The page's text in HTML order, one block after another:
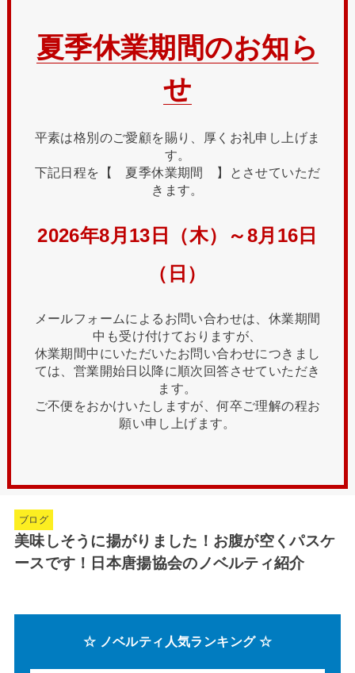
夏季休業期間のお知ら
せ
平素は格別のご愛顧を賜り、厚くお礼申し上げま
す。
下記日程を【 夏季休業期間 】とさせていただ
きます。
2026年8月13日（木）～8月16日
（日）
メールフォームによるお問い合わせは、休業期間
中も受け付けておりますが、
休業期間中にいただいたお問い合わせにつきまし
ては、営業開始日以降に順次回答させていただき
ます。
ご不便をおかけいたしますが、何卒ご理解の程お
願い申し上げます。
ブログ
美味しそうに揚がりました！お腹が空くパスケ
ースです！日本唐揚協会のノベルティ紹介
☆ ノベルティ人気ランキング ☆